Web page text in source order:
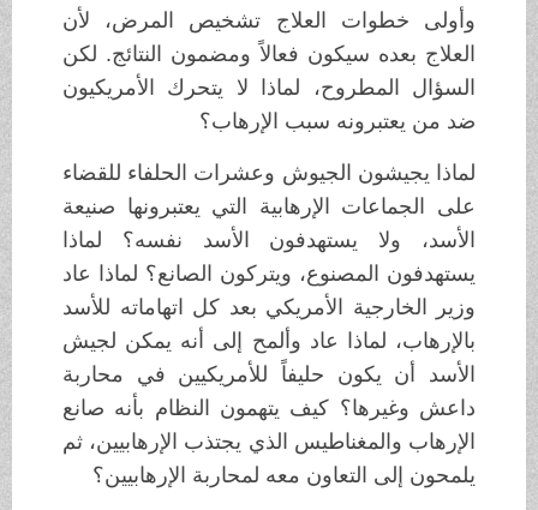
وأولى خطوات العلاج تشخيص المرض، لأن
العلاج بعده سيكون فعالاً ومضمون النتائج. لكن
السؤال المطروح، لماذا لا يتحرك الأمريكيون
ضد من يعتبرونه سبب الإرهاب؟
لماذا يجيشون الجيوش وعشرات الحلفاء للقضاء
على الجماعات الإرهابية التي يعتبرونها صنيعة
الأسد، ولا يستهدفون الأسد نفسه؟ لماذا
يستهدفون المصنوع، ويتركون الصانع؟ لماذا عاد
وزير الخارجية الأمريكي بعد كل اتهاماته للأسد
بالإرهاب، لماذا عاد وألمح إلى أنه يمكن لجيش
الأسد أن يكون حليفاً للأمريكيين في محاربة
داعش وغيرها؟ كيف يتهمون النظام بأنه صانع
الإرهاب والمغناطيس الذي يجتذب الإرهابيين، ثم
يلمحون إلى التعاون معه لمحاربة الإرهابيين؟